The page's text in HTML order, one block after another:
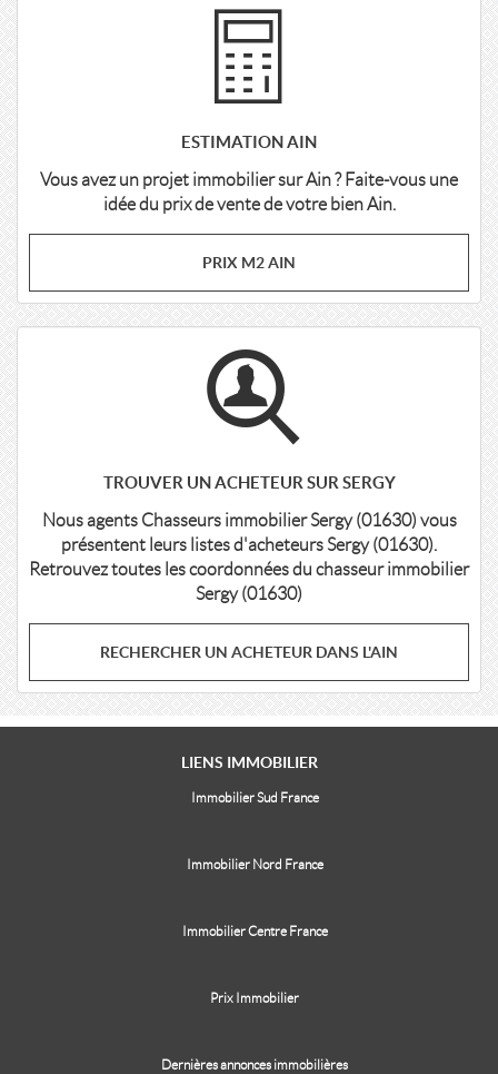
ESTIMATION AIN
Vous avez un projet immobilier sur Ain ? Faite-vous une
idée du prix de vente de votre bien Ain.
PRIX M2 AIN
TROUVER UN ACHETEUR SUR SERGY
Nous agents Chasseurs immobilier Sergy (01630) vous
présentent leurs listes d'acheteurs Sergy (01630).
Retrouvez toutes les coordonnées du chasseur immobilier
Sergy (01630)
RECHERCHER UN ACHETEUR DANS L'AIN
LIENS IMMOBILIER
Immobilier Sud France
Immobilier Nord France
Immobilier Centre France
Prix Immobilier
Dernières annonces immobilières